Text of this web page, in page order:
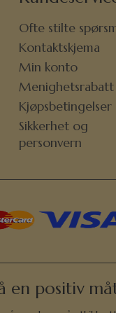
Ofte stilte
Kontaktskjema
Min konto
Menighetsrabatt
Kjøpsbetingelser
Sikkerhet og
personvern
positiv